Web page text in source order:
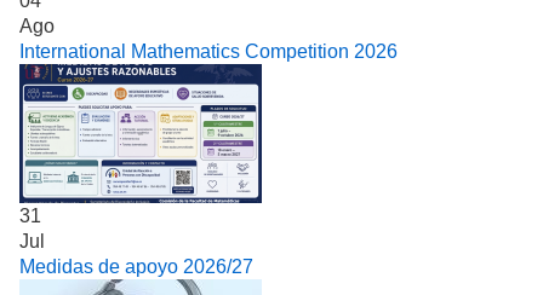
Ago
International Mathematics Competition 2026
31
Jul
Medidas de apoyo 2026/27